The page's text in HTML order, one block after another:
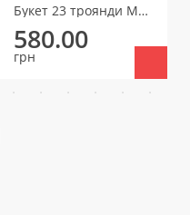
Букет 23 троянди Мадам Бомбастик (один бутон)
580.00
грн